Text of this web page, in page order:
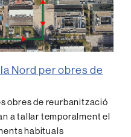
Nord per obres de
obres de reurbanització
a tallar temporalment el
habituals